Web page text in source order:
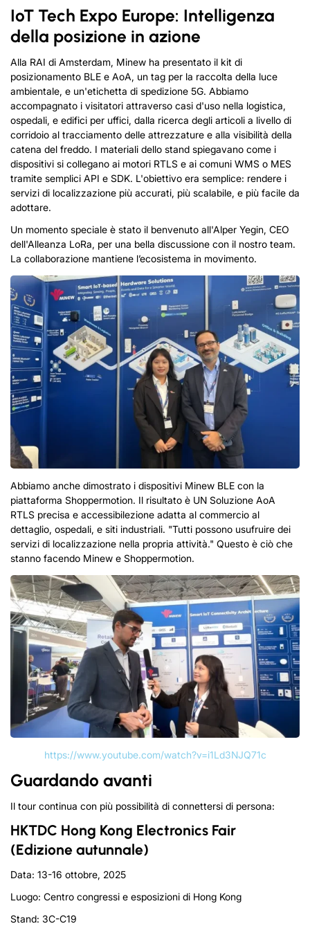
IoT Tech Expo Europe: Intelligenza
della posizione in azione
Alla RAI di Amsterdam, Minew ha presentato il kit di
posizionamento BLE e AoA, un tag per la raccolta della luce
ambientale, e un'etichetta di spedizione 5G. Abbiamo
accompagnato i visitatori attraverso casi d'uso nella logistica,
ospedali, e edifici per uffici, dalla ricerca degli articoli a livello di
corridoio al tracciamento delle attrezzature e alla visibilità della
catena del freddo. I materiali dello stand spiegavano come i
dispositivi si collegano ai motori RTLS e ai comuni WMS o MES
tramite semplici API e SDK. L'obiettivo era semplice: rendere i
servizi di localizzazione più accurati, più scalabile, e più facile da
adottare.
Un momento speciale è stato il benvenuto all'Alper Yegin, CEO
dell'Alleanza LoRa, per una bella discussione con il nostro team.
La collaborazione mantiene l’ecosistema in movimento.
Abbiamo anche dimostrato i dispositivi Minew BLE con la
piattaforma Shoppermotion. Il risultato è UN Soluzione AoA
RTLS precisa e accessibilezione adatta al commercio al
dettaglio, ospedali, e siti industriali. "Tutti possono usufruire dei
servizi di localizzazione nella propria attività." Questo è ciò che
stanno facendo Minew e Shoppermotion.
https://www.youtube.com/watch?v=i1Ld3NJQ71c
Guardando avanti
Il tour continua con più possibilità di connettersi di persona:
HKTDC Hong Kong Electronics Fair
(Edizione autunnale)
Data: 13-16 ottobre, 2025
Luogo: Centro congressi e esposizioni di Hong Kong
Stand: 3C-C19